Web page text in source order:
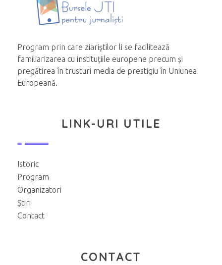
Program prin care ziariştilor li se facilitează
familiarizarea cu instituțiile europene precum și
pregătirea în trusturi media de prestigiu în Uniunea
Europeană.
LINK-URI UTILE
Istoric
Program
Organizatori
Știri
Contact
CONTACT